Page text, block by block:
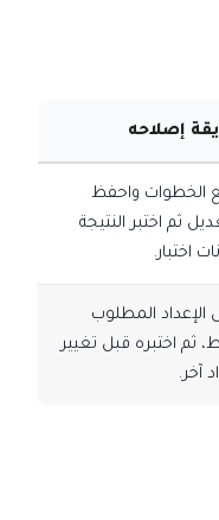
إصلاحه
الخطوات واحفظ
ثم اختبر النتيجة
اختبار.
الإعداد المطلوب
ثم اختبره قبل تغيير
آخر.